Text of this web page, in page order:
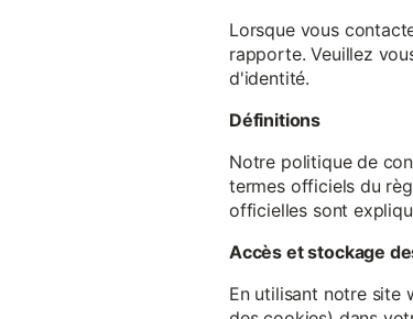
Lorsque vous
rapporte. Veuillez
d'identité.
Définitions
Notre politique de
termes officiels du
officielles sont
Accès et stockage
En utilisant notre site